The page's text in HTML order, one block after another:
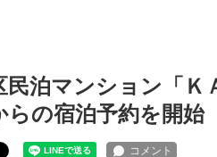
泊マンション「ＫＡＲＩＯ ＫＡＭＡ
民泊マンション「
らの宿泊予約を開始